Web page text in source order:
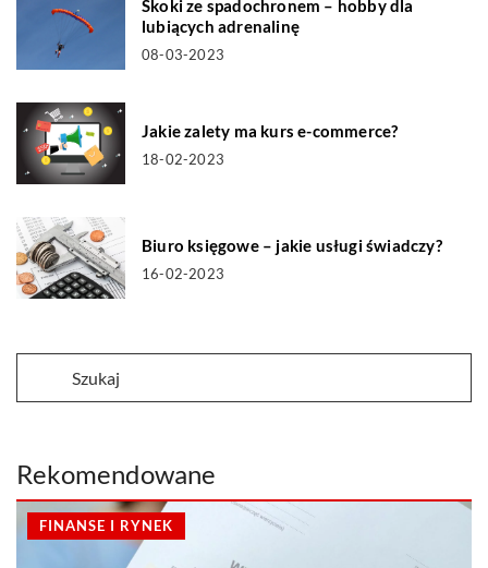
Skoki ze spadochronem – hobby dla
lubiących adrenalinę
08-03-2023
Jakie zalety ma kurs e-commerce?
18-02-2023
Biuro księgowe – jakie usługi świadczy?
16-02-2023
Rekomendowane
FINANSE I RYNEK